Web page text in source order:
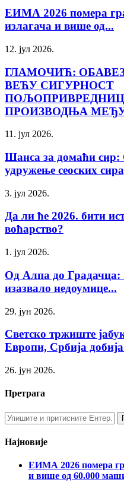
ЕИМА 2026 помера
излагача и више од...
12. јул 2026.
ГЛАМОЧИЋ:
ВЕЋУ СИГУРНОСТ
ПРОИЗВОДЊА
11. јул 2026.
Шанса за домаћи сир:
удружење сеоских
3. јул 2026.
Да ли ће 2026. бити
воћарство?
1. јул 2026.
Од Алпа до Градачца:
изазвало недоумице...
29. јун 2026.
Светско тржиште
Европи, Србија
26. јун 2026.
Претрага
Најновије
ЕИМА 2026 помера
и више од 60.000